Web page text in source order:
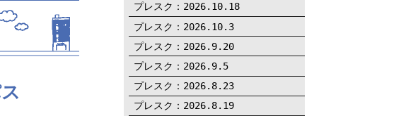
プレスク：2026.10.18
プレスク：2026.10.3
プレスク：2026.9.20
プレスク：2026.9.5
プレスク：2026.8.23
プレスク：2026.8.19